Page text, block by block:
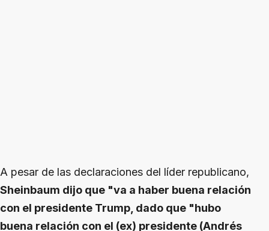
A pesar de las declaraciones del líder republicano,
Sheinbaum dijo que "va a haber buena relación
con el presidente Trump, dado que "hubo
buena relación con el (ex) presidente (Andrés